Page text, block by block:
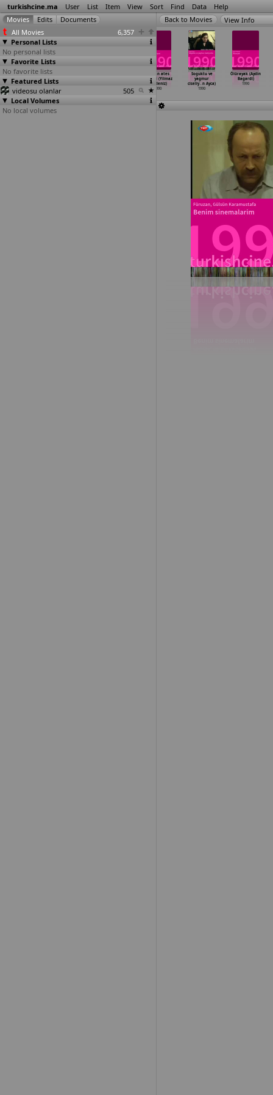
turkishcine.ma User List Item View Sort Find Data Help
All Movies
6,357
Personal Lists
No personal lists
Favorite Lists
No favorite lists
Featured Lists
videosu olanlar
505
Local Volumes
No local volumes
View Info
Afacan ates
parçasi (Yilmaz
Atadeniz)
1990
Soguktu ve
yagmur
ciseliy… n Ayca)
1990
Ölürayak (Aydin
Bagardi)
1990
Günesi
göremeden
(Ahmet Akinci)